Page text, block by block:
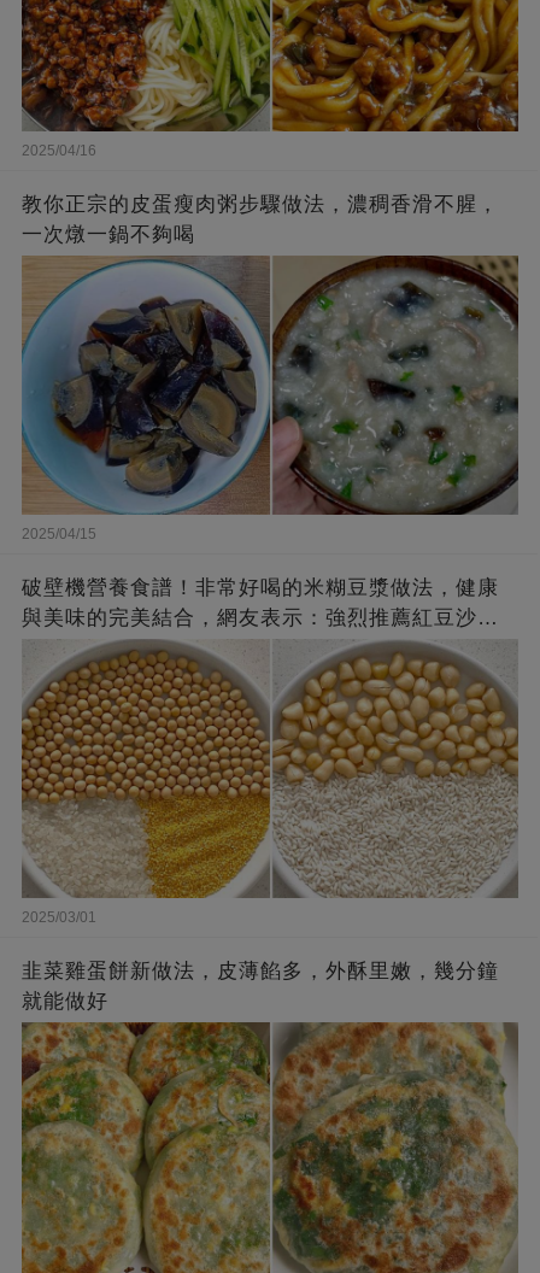
2025/04/16
教你正宗的皮蛋瘦肉粥步驟做法，濃稠香滑不腥，
一次燉一鍋不夠喝
2025/04/15
破壁機營養食譜！非常好喝的米糊豆漿做法，健康
與美味的完美結合，網友表示：強烈推薦紅豆沙牛
2025/03/01
韭菜雞蛋餅新做法，皮薄餡多，外酥里嫩，幾分鐘
就能做好